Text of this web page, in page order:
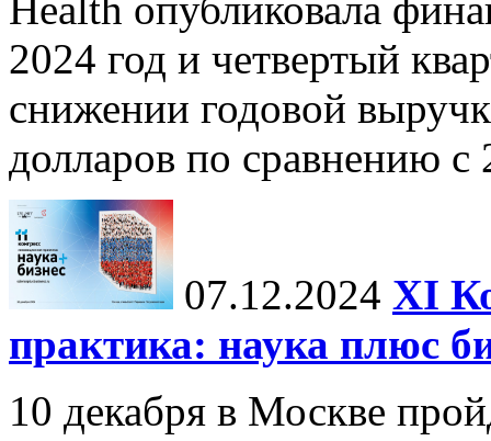
Health опубликовала
2024 год и четвертый
снижении годовой
долларов по сравнению с
07.12.2024 ХI
практика: наука плюс
10 декабря в Москве